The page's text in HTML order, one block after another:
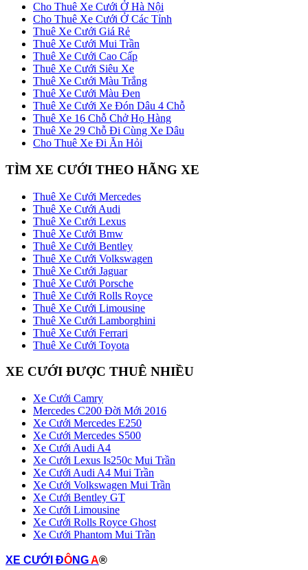
Cho Thuê Xe Cưới Ở Hà Nội
Cho Thuê Xe Cưới Ở Các Tỉnh
Thuê Xe Cưới Giá Rẻ
Thuê Xe Cưới Mui Trần
Thuê Xe Cưới Cao Cấp
Thuê Xe Cưới Siêu Xe
Thuê Xe Cưới Màu Trắng
Thuê Xe Cưới Màu Đen
Thuê Xe Cưới Xe Đón Dâu 4 Chỗ
Thuê Xe 16 Chỗ Chở Họ Hàng
Thuê Xe 29 Chỗ Đi Cùng Xe Dâu
Cho Thuê Xe Đi Ăn Hỏi
TÌM XE CƯỚI THEO HÃNG XE
Thuê Xe Cưới Mercedes
Thuê Xe Cưới Audi
Thuê Xe Cưới Lexus
Thuê Xe Cưới Bmw
Thuê Xe Cưới Bentley
Thuê Xe Cưới Volkswagen
Thuê Xe Cưới Jaguar
Thuê Xe Cưới Porsche
Thuê Xe Cưới Rolls Royce
Thuê Xe Cưới Limousine
Thuê Xe Cưới Lamborghini
Thuê Xe Cưới Ferrari
Thuê Xe Cưới Toyota
XE CƯỚI ĐƯỢC THUÊ NHIỀU
Xe Cưới Camry
Mercedes C200 Đời Mới 2016
Xe Cưới Mercedes E250
Xe Cưới Mercedes S500
Xe Cưới Audi A4
Xe Cưới Lexus Is250c Mui Trần
Xe Cưới Audi A4 Mui Trần
Xe Cưới Volkswagen Mui Trần
Xe Cưới Bentley GT
Xe Cưới Limousine
Xe Cưới Rolls Royce Ghost
Xe Cưới Phantom Mui Trần
XE CƯỚI ĐÔNGA®